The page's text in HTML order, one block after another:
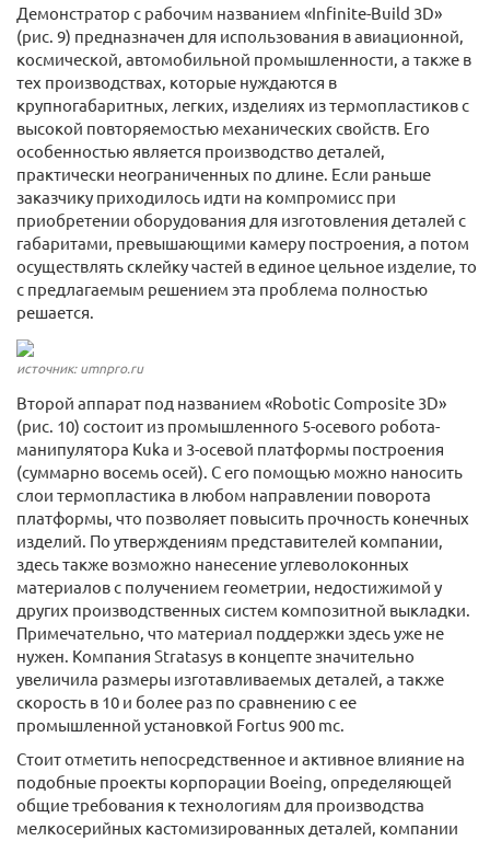
Демонстратор с рабочим названием «Infinite-Build 3D»
(рис. 9) предназначен для использования в авиационной,
космической, автомобильной промышленности, а также в
тех производствах, которые нуждаются в
крупногабаритных, легких, изделиях из термопластиков с
высокой повторяемостью механических свойств. Его
особенностью является производство деталей,
практически неограниченных по длине. Если раньше
заказчику приходилось идти на компромисс при
приобретении оборудования для изготовления деталей с
габаритами, превышающими камеру построения, а потом
осуществлять склейку частей в единое цельное изделие, то
с предлагаемым решением эта проблема полностью
решается.
источник: umnpro.ru
Второй аппарат под названием «Robotic Composite 3D»
(рис. 10) состоит из промышленного 5-осевого робота-
манипулятора Kuka и 3-осевой платформы построения
(суммарно восемь осей). С его помощью можно наносить
слои термопластика в любом направлении поворота
платформы, что позволяет повысить прочность конечных
изделий. По утверждениям представителей компании,
здесь также возможно нанесение углеволоконных
материалов с получением геометрии, недостижимой у
других производственных систем композитной выкладки.
Примечательно, что материал поддержки здесь уже не
нужен. Компания Stratasys в концепте значительно
увеличила размеры изготавливаемых деталей, а также
скорость в 10 и более раз по сравнению с ее
промышленной установкой Fortus 900 mc.
Стоит отметить непосредственное и активное влияние на
подобные проекты корпорации Boeing, определяющей
общие требования к технологиям для производства
мелкосерийных кастомизированных деталей, компании